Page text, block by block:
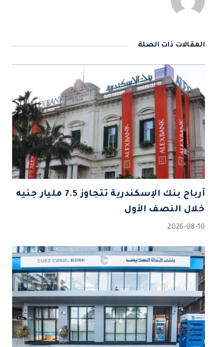
المقالات ذات الصلة
أرباح بنك الإسكندرية تتجاوز 7.5 مليار جنيه
خلال النصف الأول
2026-08-10